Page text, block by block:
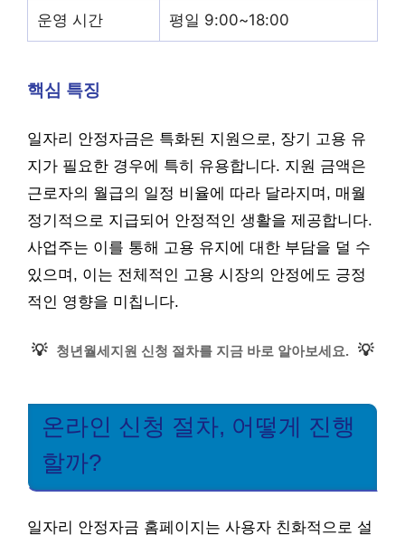
운영 시간 평일 9:00~18:00
핵심 특징
일자리 안정자금은 특화된 지원으로, 장기 고용 유
지가 필요한 경우에 특히 유용합니다. 지원 금액은
근로자의 월급의 일정 비율에 따라 달라지며, 매월
정기적으로 지급되어 안정적인 생활을 제공합니다.
사업주는 이를 통해 고용 유지에 대한 부담을 덜 수
있으며, 이는 전체적인 고용 시장의 안정에도 긍정
적인 영향을 미칩니다.
💡 청년월세지원 신청 절차를 지금 바로 알아보세요. 💡
온라인 신청 절차, 어떻게 진행
할까?
일자리 안정자금 홈페이지는 사용자 친화적으로 설